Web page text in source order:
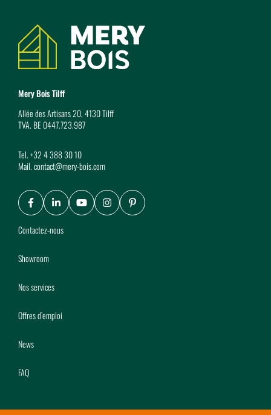
Coordonnées
Mery Bois Tilff
Allée des Artisans 20, 4130 Tilff
TVA. BE 0447.723.987
Tel.+32 4 388 30 10
Mail.contact@mery-bois.com
Facebook
LinkedIn
YoutubeInstagram
Pinterest
Contactez-nous
Showroom
Nos services
Offres d’emploi
News
FAQ